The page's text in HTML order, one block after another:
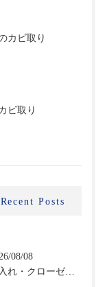
カビ取り
ビ取り
Recent Posts
08/08
押し入れ・クローゼットのカビ対策｜衣類と布団を守る収納のコツをプロが解説